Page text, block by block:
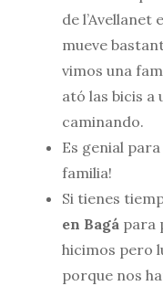
de l’Avellanet
mueve
vimos una
ató las bicis a
caminando.
Es genial
familia!
Si tienes
en Bagá para
hicimos pero
porque nos